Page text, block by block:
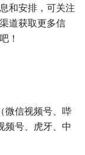
和安排，可关注
道获取更多信
！
微信视频号、哔
频号、虎牙、中